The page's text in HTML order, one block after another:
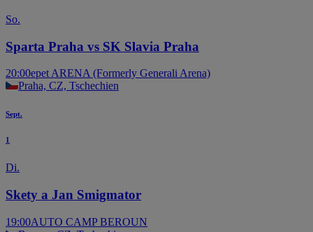
So.
Sparta Praha vs SK Slavia Praha
20:00epet ARENA (Formerly Generali Arena)
Praha, CZ, Tschechien
Sept.
1
Di.
Skety a Jan Smigmator
19:00AUTO CAMP BEROUN